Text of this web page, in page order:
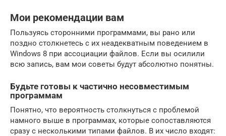
Мои рекомендации вам
Пользуясь сторонними программами, вы рано или
поздно столкнетесь с их неадекватным поведением в
Windows 8 при ассоциации файлов. Если вы осилили
всю запись, вам мои советы будут абсолютно понятны.
Будьте готовы к частично несовместимым
программам
Понятно, что вероятность столкнуться с проблемой
намного выше в программах, которые сопоставляются
сразу с несколькими типами файлов. В их число входят: